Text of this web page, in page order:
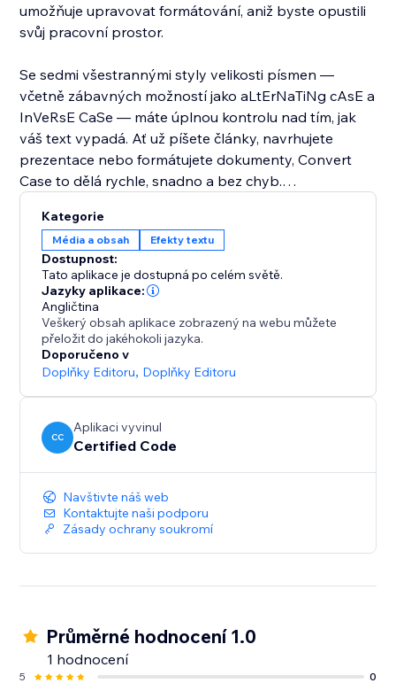
umožňuje upravovat formátování, aniž byste opustili
svůj pracovní prostor.
Se sedmi všestrannými styly velikosti písmen —
včetně zábavných možností jako aLtErNaTiNg cAsE a
InVeRsE CaSe — máte úplnou kontrolu nad tím, jak
váš text vypadá. Ať už píšete články, navrhujete
prezentace nebo formátujete dokumenty, Convert
Case to dělá rychle, snadno a bez chyb.
Posuňte úpravy textu na vyšší úroveň — přidejte
Convert Case ještě dnes a zažijte okamžitý a
bezproblémový převod velikosti písmen.
Kategorie
Média a obsah Efekty textu
Dostupnost:
Tato aplikace je dostupná po celém světě.
Jazyky aplikace:
Angličtina
Veškerý obsah aplikace zobrazený na webu můžete
přeložit do jakéhokoli jazyka.
Doporučeno v
Doplňky Editoru, Doplňky Editoru
CC
Aplikaci vyvinul
Certified Code
Navštivte náš web
Kontaktujte naši podporu
Zásady ochrany soukromí
Průměrné hodnocení 1.0
1 hodnocení
5 0